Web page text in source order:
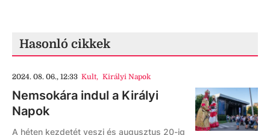
Hasonló cikkek
2024. 08. 06., 12:33 Kult, Királyi Napok
Nemsokára indul a Királyi
Napok
A héten kezdetét veszi és augusztus 20-ig